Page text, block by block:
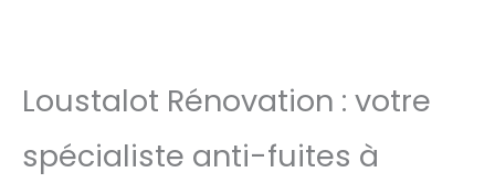
Loustalot Rénovation : votre
spécialiste anti-fuites à